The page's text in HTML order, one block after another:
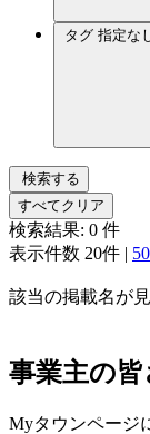
タグ 指定な
検索する
すべてクリア
検索結果: 0 件
表示件数 20件 |
該当の掲載名が
事業主の皆
Myタウンページ